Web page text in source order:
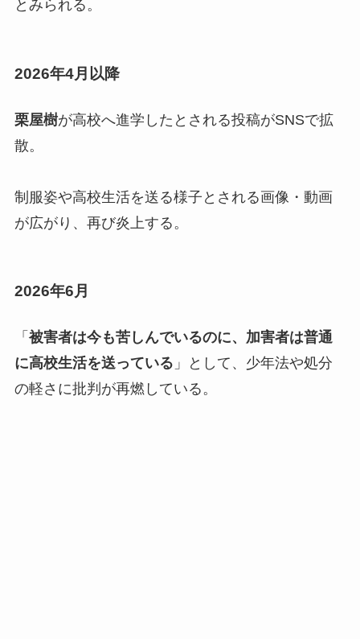
とみられる。
2026年4月以降
栗屋樹が高校へ進学したとされる投稿がSNSで拡
散。
制服姿や高校生活を送る様子とされる画像・動画
が広がり、再び炎上する。
2026年6月
「 被害者は今も苦しんでいるのに、加害者は普通
に高校生活を送っている 」として、少年法や処分
の軽さに批判が再燃している。